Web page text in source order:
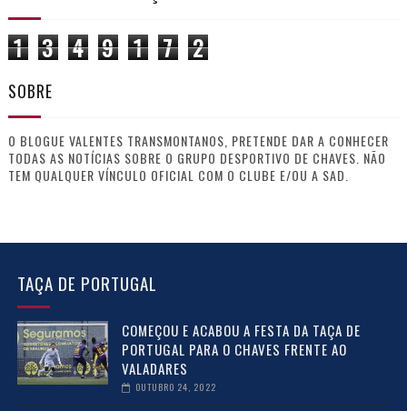
1 3 4 9 1 7 2
SOBRE
O BLOGUE VALENTES TRANSMONTANOS, PRETENDE DAR A CONHECER
TODAS AS NOTÍCIAS SOBRE O GRUPO DESPORTIVO DE CHAVES. NÃO
TEM QUALQUER VÍNCULO OFICIAL COM O CLUBE E/OU A SAD.
TAÇA DE PORTUGAL
COMEÇOU E ACABOU A FESTA DA TAÇA DE
PORTUGAL PARA O CHAVES FRENTE AO
VALADARES
OUTUBRO 24, 2022